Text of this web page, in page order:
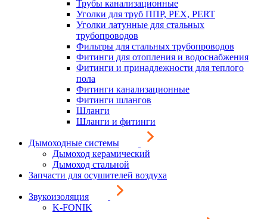
Трубы канализационные
Уголки для труб ППР, PEX, PERT
Уголки латунные для стальных
трубопроводов
Фильтры для стальных трубопроводов
Фитинги для отопления и водоснабжения
Фитинги и принадлежности для теплого
пола
Фитинги канализационные
Фитинги шлангов
Шланги
Шланги и фитинги
Дымоходные системы
Дымоход керамический
Дымоход стальной
Запчасти для осушителей воздуха
Звукоизоляция
K-FONIK